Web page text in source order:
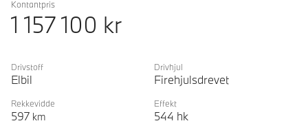
Kontantpris
1 157 100 kr
Drivstoff
Elbil
Drivhjul
Firehjulsdrevet
Rekkevidde
597 km
Effekt
544 hk